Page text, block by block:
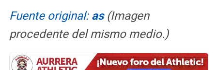
Fuente original:as(Imagen
procedente del mismo medio.)